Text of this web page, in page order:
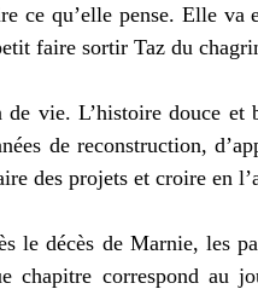
ce qu’elle pense. Elle
faire sortir Taz du
vie. L’histoire douce et
de reconstruction,
des projets et croire en
le décès de Marnie, les
chapitre correspond au